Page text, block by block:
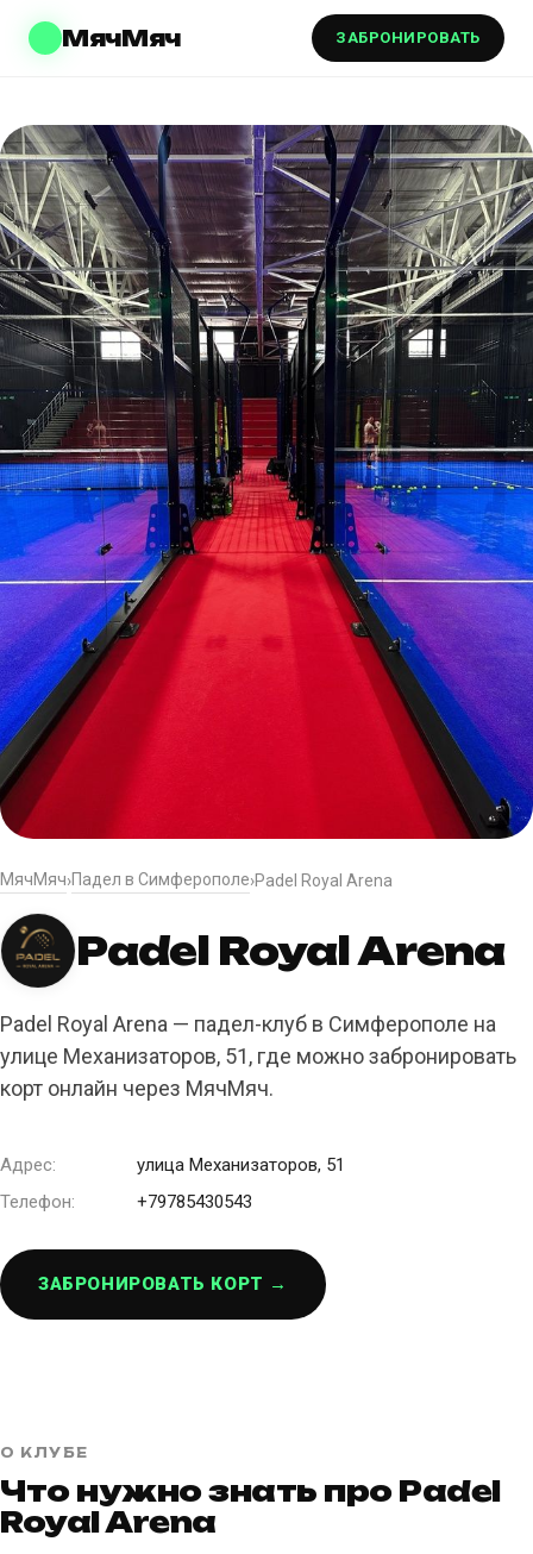
МячМяч ЗАБРОНИРОВАТЬ
МячМяч›Падел в Симферополе›Padel Royal Arena
Padel Royal Arena
Padel Royal Arena — падел-клуб в Симферополе на
улице Механизаторов, 51, где можно забронировать
корт онлайн через МячМяч.
Адрес:
улица Механизаторов, 51
Телефон:
+79785430543
ЗАБРОНИРОВАТЬ КОРТ →
О КЛУБЕ
Что нужно знать про Padel
Royal Arena